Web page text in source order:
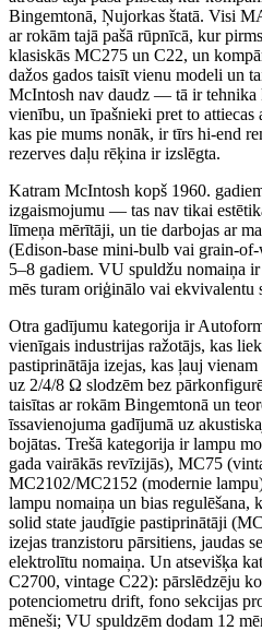
Bingemtonā, Ņujorkas štatā. Visi
ar rokām tajā pašā rūpnīcā, kur
klasiskās MC275 un C22, un
dažos gados taisīt vienu modeli un
McIntosh nav daudz — tā ir tehnika
vienību, un īpašnieki pret to
kas pie mums nonāk, ir tīrs hi-end
rezerves daļu rēķina ir izslēgta.
Katram McIntosh kopš 1960.
izgaismojumu — tas nav tikai
līmeņa mērītāji, un tie darbojas ar
(Edison-base mini-bulb vai grain-
5–8 gadiem. VU spuldžu nomaiņa
mēs turam oriģinālo vai ekvivalentu
Otra gadījumu kategorija ir
vienīgais industrijas ražotājs, kas
pastiprinātāja izejas, kas ļauj
uz 2/4/8 Ω slodzēm bez
taisītas ar rokām Bingemtonā un
īssavienojuma gadījumā uz
bojātas. Trešā kategorija ir lampu
gada vairākās revīzijās), MC75
MC2102/MC2152 (modernie
lampu nomaiņa un bias regulēšana,
solid state jaudīgie pastiprinātāji
izejas tranzistoru pārsitiens, jaudas
elektrolītu nomaiņa. Un atsevišķa
C2700, vintage C22): pārslēdzēju
potenciometru drift, fono sekcijas
mēneši; VU spuldzēm dodam 12